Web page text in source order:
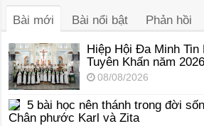
Bài mới Bài nổi bật Phản hồi
Hiệp Hội Đa Minh Tin
Tuyên Khấn năm
08/08/2026
5 bài học nên thánh trong đời
Chân phước Karl và Zita